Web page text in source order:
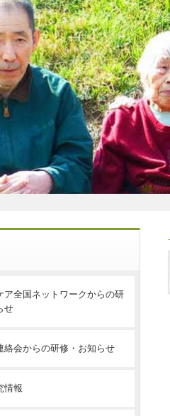
ア全国ネットワークからの研
せ
絡会からの研修・お知らせ
情報